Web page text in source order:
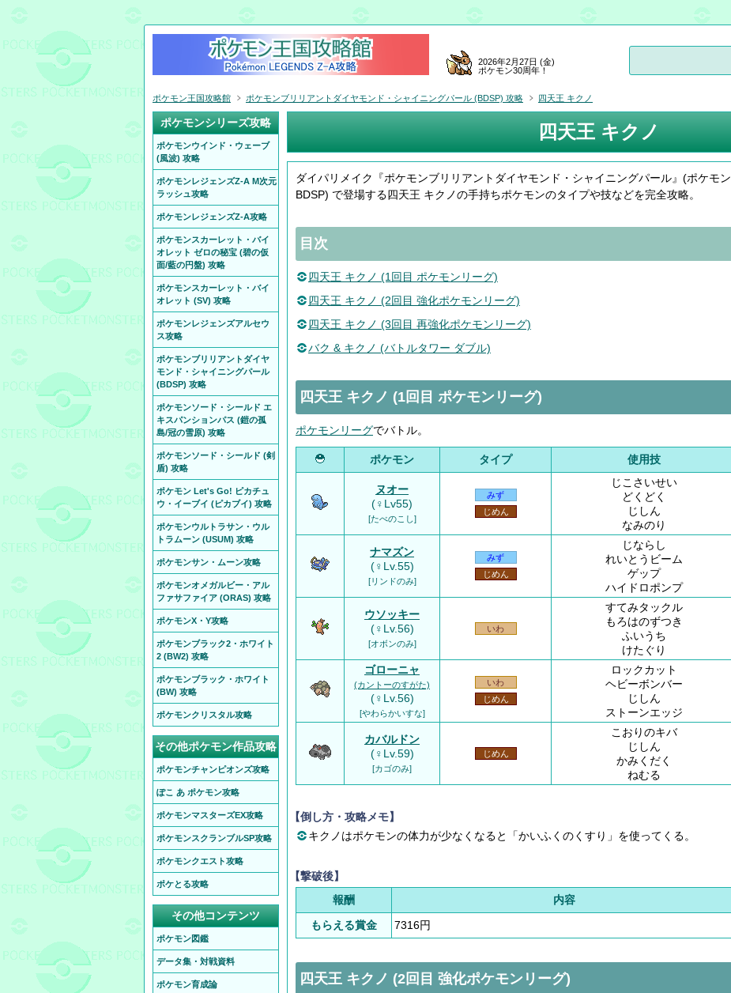
四天王 キクノ
ダイパリメイク『ポケモンブリリアントダイヤモンド・シャイニングパール』(ポケモン
BDSP) で登場する四天王 キクノの手持ちポケモンのタイプや技などを完全攻略。
目次
四天王 キクノ (1回目 ポケモンリーグ)
四天王 キクノ (2回目 強化ポケモンリーグ)
四天王 キクノ (3回目 再強化ポケモンリーグ)
バク & キクノ (バトルタワー ダブル)
四天王 キクノ (1回目 ポケモンリーグ)
ポケモンリーグでバトル。
ポケモン タイプ 使用技
ヌオー
(♀Lv55)
[たべのこし]
みず
じめん
じこさいせい
どくどく
じしん
なみのり
ナマズン
(♀Lv.55)
[リンドのみ]
みず
じめん
じならし
れいとうビーム
ゲップ
ハイドロポンプ
ウソッキー
(♀Lv.56)
[オボンのみ]
いわ
すてみタックル
もろはのずつき
ふいうち
けたぐり
ゴローニャ
(カントーのすがた)
(♀Lv.56)
[やわらかいすな]
いわ
じめん
ロックカット
ヘビーボンバー
じしん
ストーンエッジ
カバルドン
(♀Lv.59)
[カゴのみ]
じめん
こおりのキバ
じしん
かみくだく
ねむる
【倒し方・攻略メモ】
キクノはポケモンの体力が少なくなると「かいふくのくすり」を使ってくる。
【撃破後】
報酬
内容
もらえる賞金
7316円
四天王 キクノ (2回目 強化ポケモンリーグ)
2026年2月27日 (金)
ポケモン30周年！
ポケモン王国攻略館 ポケモンブリリアントダイヤモンド・シャイニングパール (BDSP) 攻略 四天王 キクノ
ポケモンシリーズ攻略
ポケモンウインド・ウェーブ
(風波) 攻略
ポケモンレジェンズZ-A M次元
ラッシュ攻略
ポケモンレジェンズZ-A攻略
ポケモンスカーレット・バイ
オレット ゼロの秘宝 (碧の仮
面/藍の円盤) 攻略
ポケモンスカーレット・バイ
オレット (SV) 攻略
ポケモンレジェンズアルセウ
ス攻略
ポケモンブリリアントダイヤ
モンド・シャイニングパール
(BDSP) 攻略
ポケモンソード・シールド エ
キスパンションパス (鎧の孤
島/冠の雪原) 攻略
ポケモンソード・シールド (剣
盾) 攻略
ポケモン Let's Go! ピカチュ
ウ・イーブイ (ピカブイ) 攻略
ポケモンウルトラサン・ウル
トラムーン (USUM) 攻略
ポケモンサン・ムーン攻略
ポケモンオメガルビー・アル
ファサファイア (ORAS) 攻略
ポケモンX・Y攻略
ポケモンブラック2・ホワイト
2 (BW2) 攻略
ポケモンブラック・ホワイト
(BW) 攻略
ポケモンクリスタル攻略
その他ポケモン作品攻略
ポケモンチャンピオンズ攻略
ぽこ あ ポケモン攻略
ポケモンマスターズEX攻略
ポケモンスクランブルSP攻略
ポケモンクエスト攻略
ポケとる攻略
その他コンテンツ
ポケモン図鑑
データ集・対戦資料
ポケモン育成論